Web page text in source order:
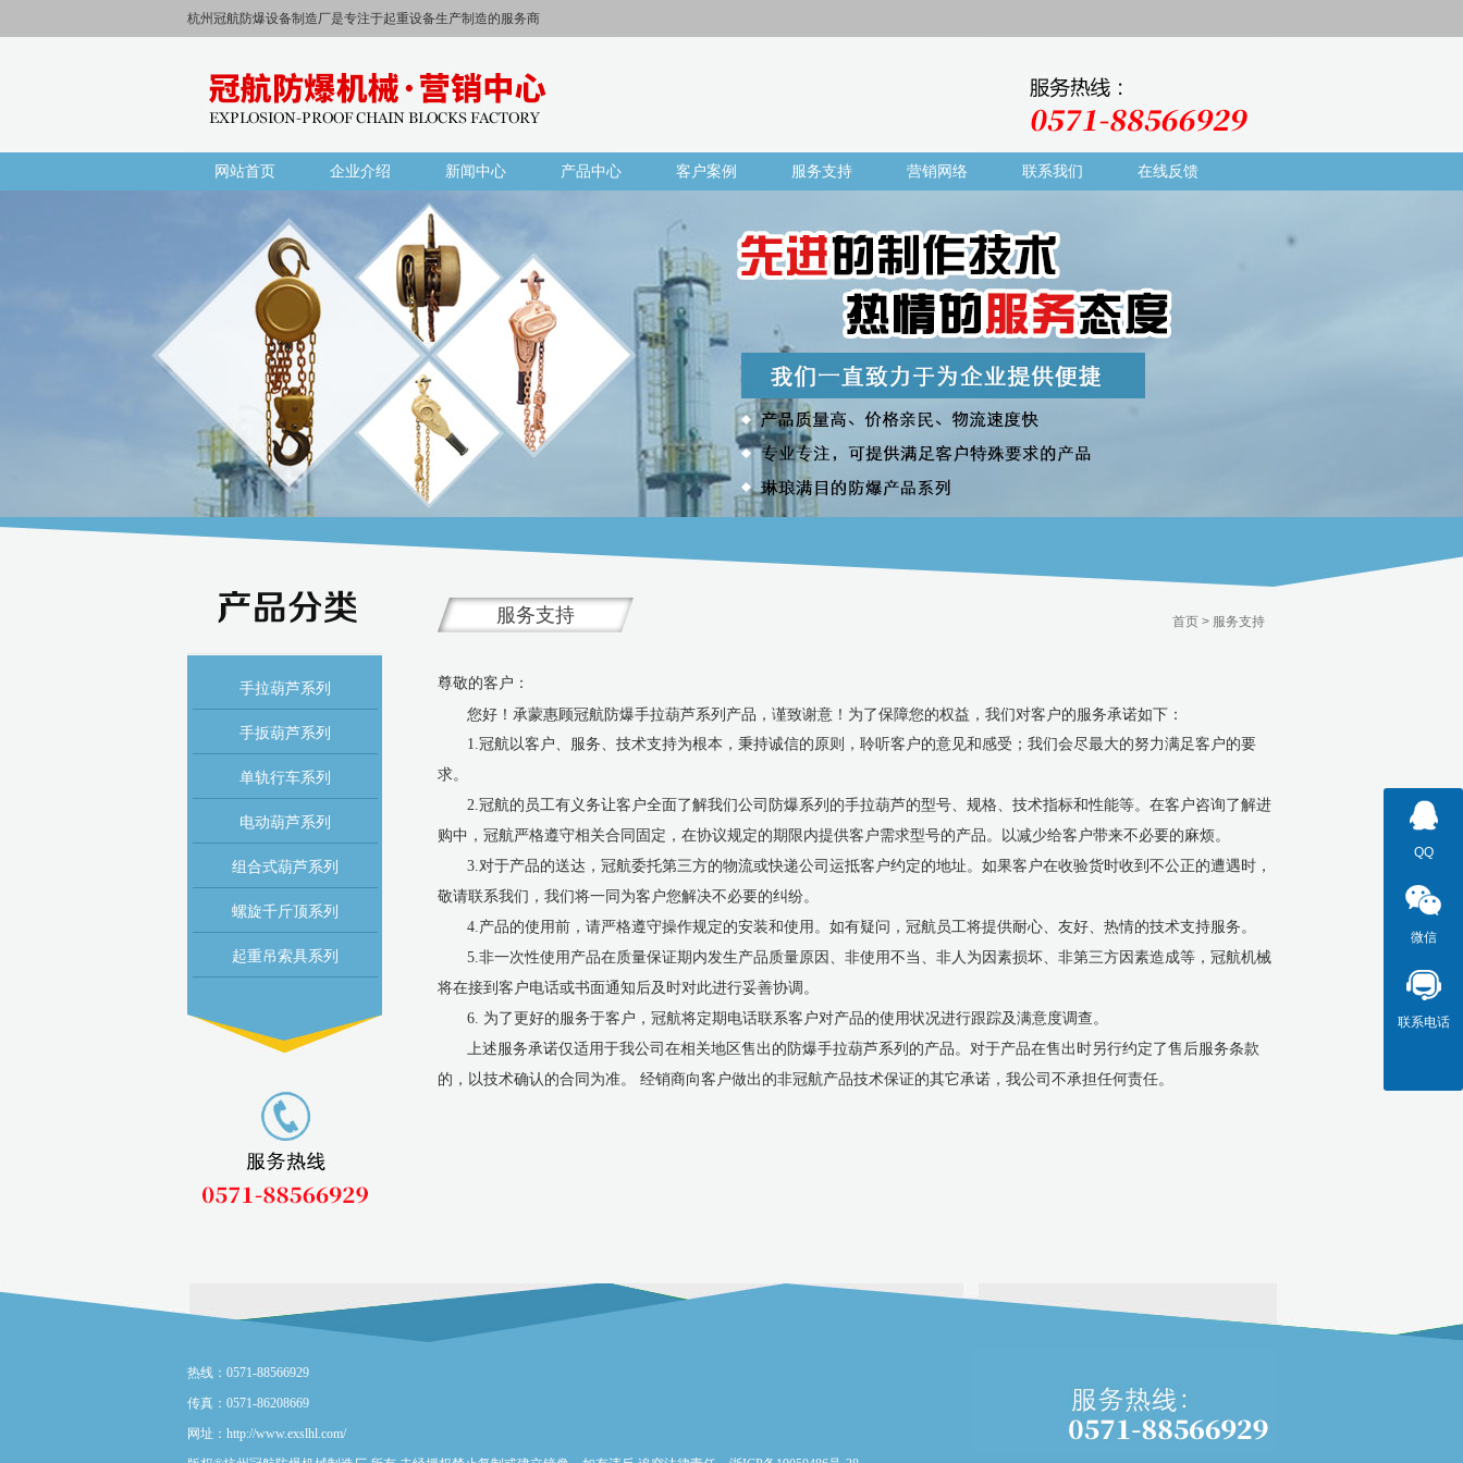
杭州冠航防爆设备制造厂是专注于起重设备生产制造的服务商
网站首页 企业介绍 新闻中心 产品中心 客户案例 服务支持 营销网络 联系我们 在线反馈
手拉葫芦系列
手扳葫芦系列
单轨行车系列
电动葫芦系列
组合式葫芦系列
螺旋千斤顶系列
起重吊索具系列
服务支持 首页 > 服务支持
尊敬的客户：
您好！承蒙惠顾冠航防爆手拉葫芦系列产品，谨致谢意！为了保障您的权益，我们对客户的服务承诺如下：
1.冠航以客户、服务、技术支持为根本，秉持诚信的原则，聆听客户的意见和感受；我们会尽最大的努力满足客户的要
求。
2.冠航的员工有义务让客户全面了解我们公司防爆系列的手拉葫芦的型号、规格、技术指标和性能等。在客户咨询了解进
购中，冠航严格遵守相关合同固定，在协议规定的期限内提供客户需求型号的产品。以减少给客户带来不必要的麻烦。
3.对于产品的送达，冠航委托第三方的物流或快递公司运抵客户约定的地址。如果客户在收验货时收到不公正的遭遇时，
敬请联系我们，我们将一同为客户您解决不必要的纠纷。
4.产品的使用前，请严格遵守操作规定的安装和使用。如有疑问，冠航员工将提供耐心、友好、热情的技术支持服务。
5.非一次性使用产品在质量保证期内发生产品质量原因、非使用不当、非人为因素损坏、非第三方因素造成等，冠航机械
将在接到客户电话或书面通知后及时对此进行妥善协调。
6. 为了更好的服务于客户，冠航将定期电话联系客户对产品的使用状况进行跟踪及满意度调查。
上述服务承诺仅适用于我公司在相关地区售出的防爆手拉葫芦系列的产品。对于产品在售出时另行约定了售后服务条款
的，以技术确认的合同为准。 经销商向客户做出的非冠航产品技术保证的其它承诺，我公司不承担任何责任。
热线：0571-88566929
传真：0571-86208669
网址：http://www.exslhl.com/
QQ
微信
联系电话